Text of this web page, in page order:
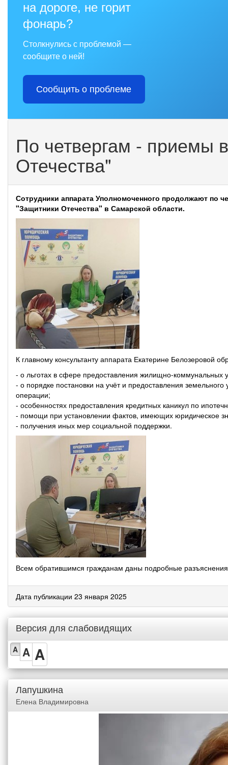
на дороге, не горит
фонарь?
Столкнулись с проблемой —
сообщите о ней!
Сообщить о проблеме
По четвергам -
Отечества"
Сотрудники аппарата Уполномоченного продолжают по
"Защитники Отечества" в Самарской области.
К главному консультанту аппарата Екатерине
- о льготах в сфере предоставления жилищно-коммунальных
- о порядке постановки на учёт и предоставления
операции;
- особенностях предоставления кредитных каникул по
- помощи при установлении фактов, имеющих юридическое
- получения иных мер социальной поддержки.
Всем обратившимся гражданам даны подробные
Дата публикации 23 января 2025
Версия для слабовидящих
A A A
Лапушкина
Елена Владимировна